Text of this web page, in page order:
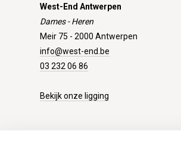
West-End Antwerpen
Dames - Heren
Meir 75 - 2000 Antwerpen
info@west-end.be
03 232 06 86
Bekijk onze ligging